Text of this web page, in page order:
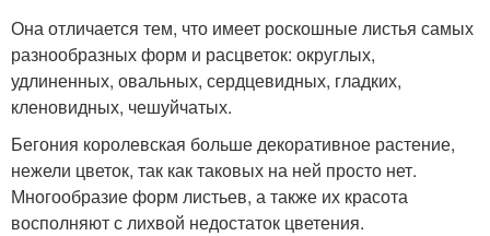
Она отличается тем, что имеет роскошные листья самых
разнообразных форм и расцветок: округлых,
удлиненных, овальных, сердцевидных, гладких,
кленовидных, чешуйчатых.
Бегония королевская больше декоративное растение,
нежели цветок, так как таковых на ней просто нет.
Многообразие форм листьев, а также их красота
восполняют с лихвой недостаток цветения.